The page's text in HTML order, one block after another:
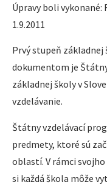
Úpravy boli vykonané:
1.9.2011
Prvý stupeň základnej
dokumentom je
základnej školy v
vzdelávanie.
Štátny vzdelávací
predmety, ktoré sú
oblastí. V rámci
si každá škola môže